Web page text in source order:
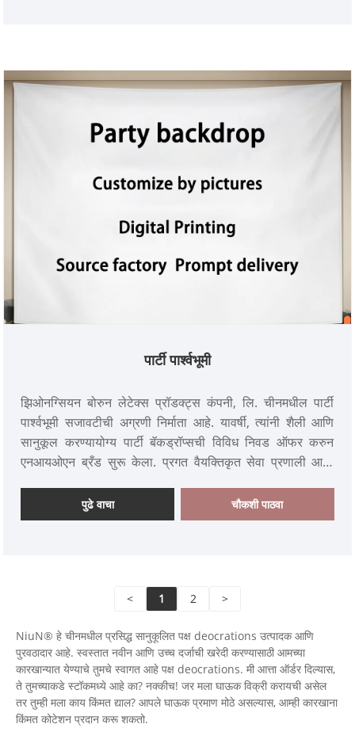
पार्टी पार्श्वभूमी
झिओनग्सियन बोरुन लेटेक्स प्रॉडक्ट्स कंपनी, लि. चीनमधील पार्टी
पार्श्वभूमी सजावटीची अग्रणी निर्माता आहे. यावर्षी, त्यांनी शैली आणि
सानुकूल करण्यायोग्य पार्टी बॅकड्रॉप्सची विविध निवड ऑफर करुन
एनआयओएन ब्रँड सुरू केला. प्रगत वैयक्तिकृत सेवा प्रणाली आणि
मान्यता आणि सतत विक्री वाढ केली आहे, ज्यामुळे ते देशांतर्गत आणि
आंतरराष्ट्रीय दोन्ही वापरकर्त्यांचा विश्वास कमावतात.
पुढे वाचा चौकशी पाठवा
< 1 2 >
NiuN® हे चीनमधील प्रसिद्ध सानुकूलित पक्ष deocrations उत्पादक आणि
पुरवठादार आहे. स्वस्तात नवीन आणि उच्च दर्जाची खरेदी करण्यासाठी आमच्या
कारखान्यात येण्याचे तुमचे स्वागत आहे पक्ष deocrations. मी आत्ता ऑर्डर दिल्यास,
ते तुमच्याकडे स्टॉकमध्ये आहे का? नक्कीच! जर मला घाऊक विक्री करायची असेल
तर तुम्ही मला काय किंमत द्याल? आपले घाऊक प्रमाण मोठे असल्यास, आम्ही कारखाना
किंमत कोटेशन प्रदान करू शकतो.